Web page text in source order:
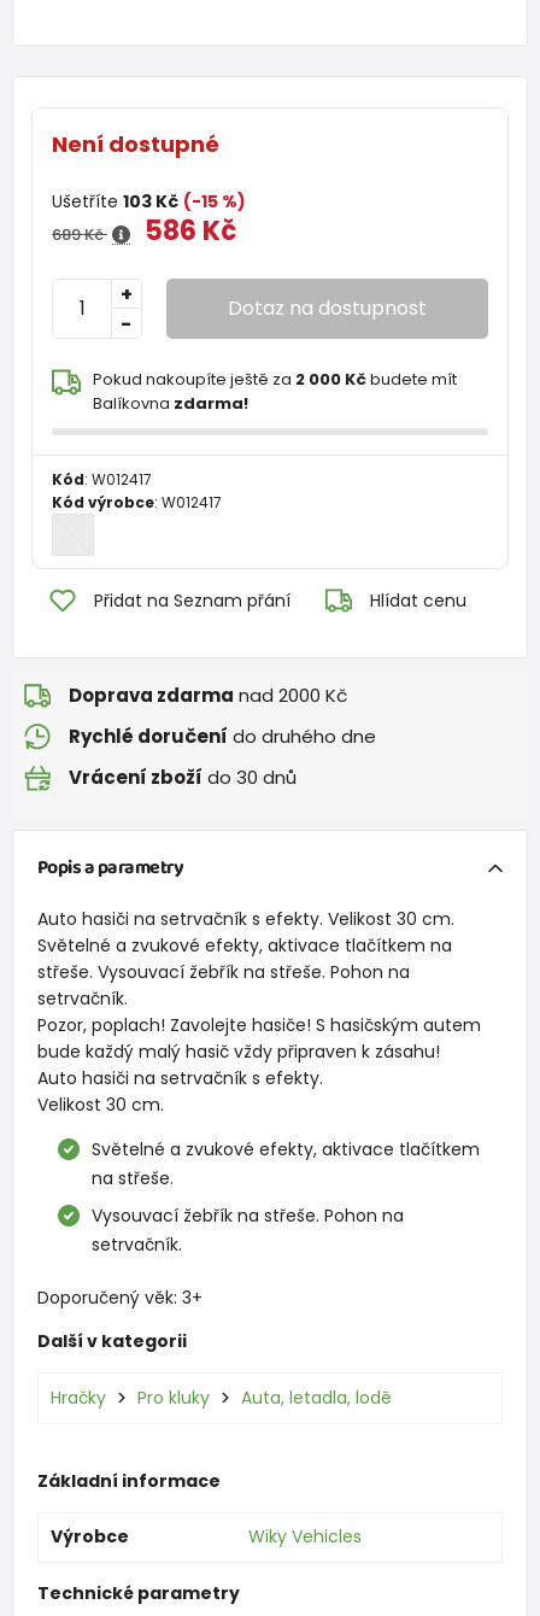
Není dostupné
Ušetříte 103 Kč (-15 %)
689 Kč 586 Kč
-
+ Dotaz na dostupnost
Pokud nakoupíte ještě za 2 000 Kčbudete mít
Balíkovna zdarma!
Kód: W012417
Kód výrobce: W012417
Přidat na Seznam přání Hlídat cenu
Doprava zdarma nad 2000 Kč
Rychlé doručení do druhého dne
Vrácení zboží do 30 dnů
Popis a parametry
Auto hasiči na setrvačník s efekty. Velikost 30 cm.
Světelné a zvukové efekty, aktivace tlačítkem na
střeše. Vysouvací žebřík na střeše. Pohon na
setrvačník.
Pozor, poplach! Zavolejte hasiče! S hasičským autem
bude každý malý hasič vždy připraven k zásahu!
Auto hasiči na setrvačník s efekty.
Velikost 30 cm.
Světelné a zvukové efekty, aktivace tlačítkem
na střeše.
Vysouvací žebřík na střeše. Pohon na
setrvačník.
Doporučený věk: 3+
Další v kategorii
Hračky Pro kluky Auta, letadla, lodě
Základní informace
Výrobce Wiky Vehicles
Technické parametry